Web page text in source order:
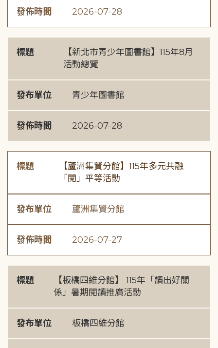
發佈時間 2026-07-28
標題
【新北市青少年圖書館】115年8月
活動總覽
發布單位 青少年圖書館
發佈時間 2026-07-28
標題
【蘆洲集賢分館】115年多元共融
「閱」平等活動
發布單位 蘆洲集賢分館
發佈時間 2026-07-27
標題
【板橋四維分館】 115年「讀出好關
係」暑期閱讀推廣活動
發布單位 板橋四維分館